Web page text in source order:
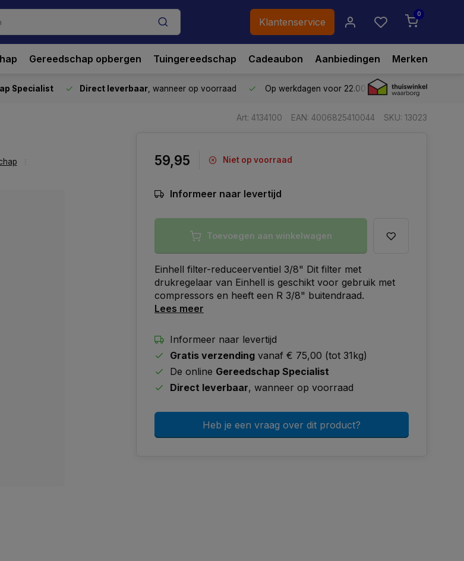
Klantenservice
0
Gereedschap opbergen Tuingereedschap Cadeaubon Aanbiedingen Merken
Specialist Direct leverbaar , wanneer op voorraad Op werkdagen voor 22.00 uur besteld,vandaag
Art: 4134100 EAN: 4006825410044 SKU: 13023
59,95 Niet op voorraad
Informeer naar levertijd
Toevoegen aan winkelwagen
Einhell filter-reduceerventiel 3/8" Dit filter met
drukregelaar van Einhell is geschikt voor gebruik met
compressors en heeft een R 3/8" buitendraad.
Lees meer
Informeer naar levertijd
Gratis verzending vanaf € 75,00 (tot 31kg)
De online Gereedschap Specialist
Direct leverbaar, wanneer op voorraad
Heb je een vraag over dit product?